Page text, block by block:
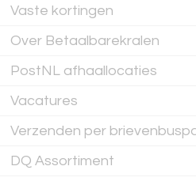
Vaste kortingen
Over Betaalbarekralen
PostNL afhaallocaties
Vacatures
Verzenden per
DQ Assortiment